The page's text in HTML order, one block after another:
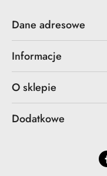
Dane adresowe
Informacje
O sklepie
Dodatkowe